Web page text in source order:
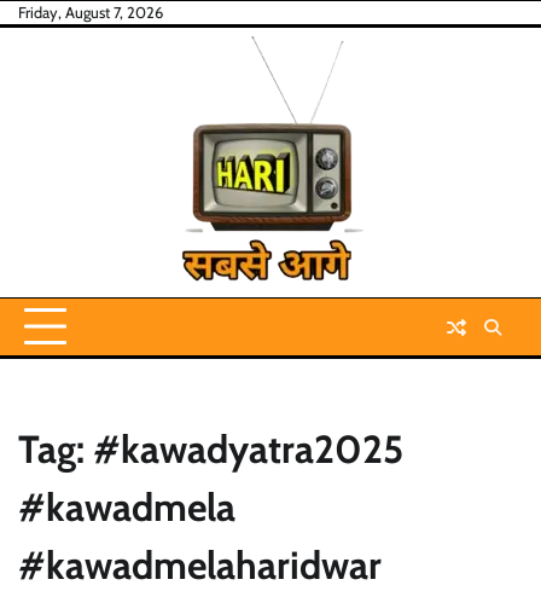
SkipFriday, August 7, 2026
Tag: #kawadyatra2025
#kawadmela
#kawadmelaharidwar